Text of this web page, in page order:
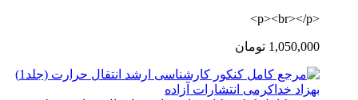
<p><br></p>
1,050,000 تومان